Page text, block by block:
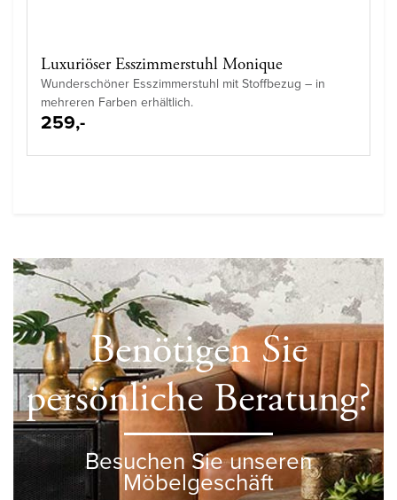
Luxuriöser Esszimmerstuhl Monique
Wunderschöner Esszimmerstuhl mit Stoffbezug – in
mehreren Farben erhältlich.
259,-
Benötigen Sie
persönliche Beratung?
Besuchen Sie unseren
Möbelgeschäft